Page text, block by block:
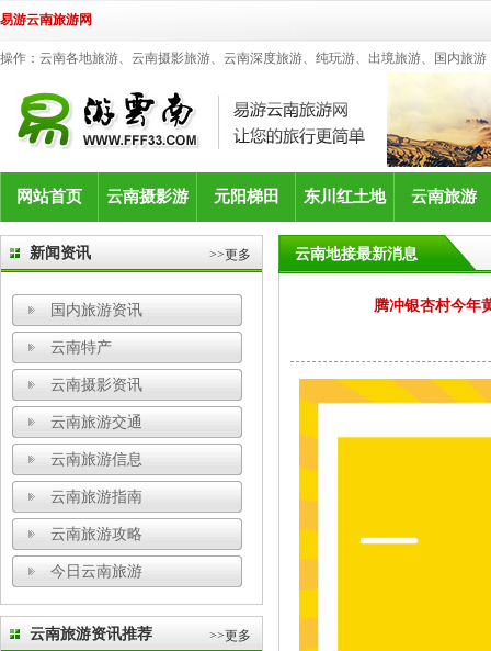
易游云南旅游网
操作：云南各地旅游、云南摄影旅游、云南深度旅游、纯玩游、出境旅游、国内旅
网站首页 云南摄影游 元阳梯田 东川红土地 云南旅游
新闻资讯 >>更多
国内旅游资讯
云南特产
云南摄影资讯
云南旅游交通
云南旅游信息
云南旅游指南
云南旅游攻略
今日云南旅游
云南旅游资讯推荐 >>更多
云南地接最新消息
腾冲银杏村今年